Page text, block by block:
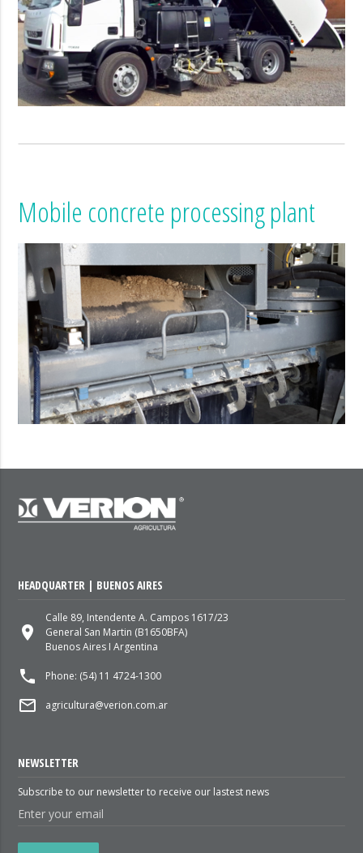
Mobile concrete processing plant
HEADQUARTER | BUENOS AIRES
place
Calle 89, Intendente A. Campos 1617/23
General San Martin (B1650BFA)
Buenos Aires I Argentina
local_phone Phone: (54) 11 4724-1300
mail_outline agricultura@verion.com.ar
NEWSLETTER
Subscribe to our newsletter to receive our lastest news